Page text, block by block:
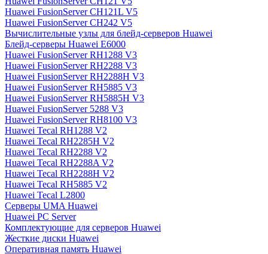
Huawei FusionServer CH121L V5
Huawei FusionServer CH242 V5
Вычислительные узлы для блейд-серверов Huawei
Блейд-серверы Huawei E6000
Huawei FusionServer RH1288 V3
Huawei FusionServer RH2288 V3
Huawei FusionServer RH2288H V3
Huawei FusionServer RH5885 V3
Huawei FusionServer RH5885H V3
Huawei FusionServer 5288 V3
Huawei FusionServer RH8100 V3
Huawei Tecal RH1288 V2
Huawei Tecal RH2285H V2
Huawei Tecal RH2288 V2
Huawei Tecal RH2288A V2
Huawei Tecal RH2288H V2
Huawei Tecal RH5885 V2
Huawei Tecal L2800
Серверы UMA Huawei
Huawei PC Server
Комплектующие для серверов Huawei
Жесткие диски Huawei
Оперативная память Huawei